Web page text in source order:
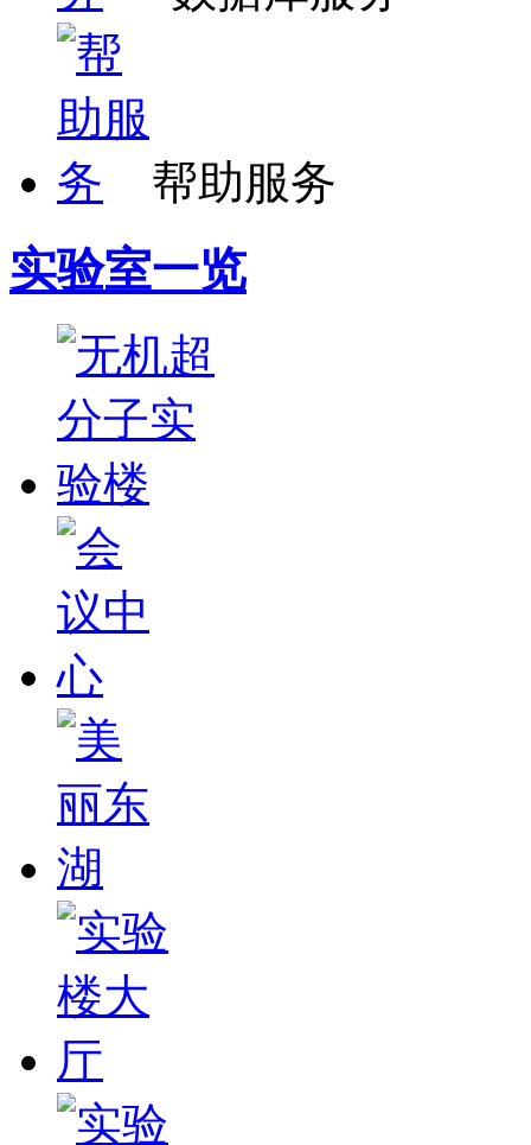
帮助服务
实验室一览